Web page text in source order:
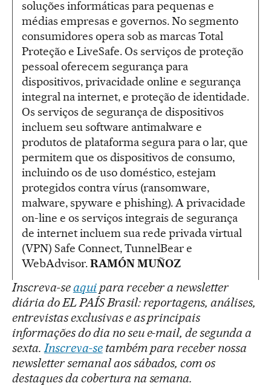
soluções informáticas para pequenas e
médias empresas e governos. No segmento
consumidores opera sob as marcas Total
Proteção e LiveSafe. Os serviços de proteção
pessoal oferecem segurança para
dispositivos, privacidade online e segurança
integral na internet, e proteção de identidade.
Os serviços de segurança de dispositivos
incluem seu software antimalware e
produtos de plataforma segura para o lar, que
permitem que os dispositivos de consumo,
incluindo os de uso doméstico, estejam
protegidos contra vírus (ransomware,
malware, spyware e phishing). A privacidade
on-line e os serviços integrais de segurança
de internet incluem sua rede privada virtual
(VPN) Safe Connect, TunnelBear e
WebAdvisor.RAMÓN MUÑOZ
Inscreva-seaquipara receber a newsletter
diária do EL PAÍS Brasil: reportagens, análises,
entrevistas exclusivas e as principais
informações do dia no seu e-mail, de segunda a
sexta. Inscreva-setambém para receber nossa
newsletter semanal aos sábados, com os
destaques da cobertura na semana.